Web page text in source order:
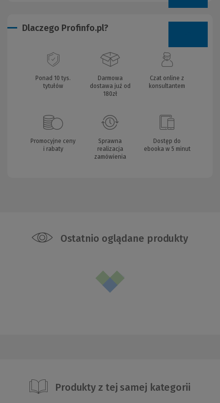
Dlaczego Profinfo.pl?
Ponad 10 tys.
tytułów
Darmowa
dostawa już od
180zł
Czat online z
konsultantem
Promocyjne ceny
i rabaty
Sprawna
realizacja
zamówienia
Dostęp do
ebooka w 5 minut
Ostatnio oglądane produkty
Produkty z tej samej kategorii